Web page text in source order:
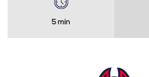
5 min